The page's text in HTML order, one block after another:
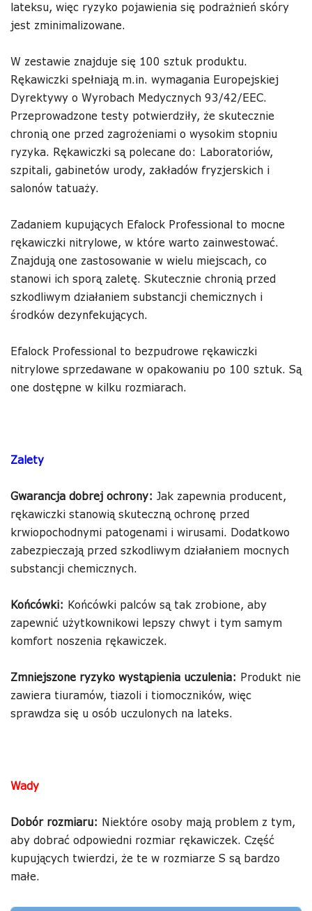
lateksu, więc ryzyko pojawienia się podrażnień skóry
jest zminimalizowane.
W zestawie znajduje się 100 sztuk produktu.
Rękawiczki spełniają m.in. wymagania Europejskiej
Dyrektywy o Wyrobach Medycznych 93/42/EEC.
Przeprowadzone testy potwierdziły, że skutecznie
chronią one przed zagrożeniami o wysokim stopniu
ryzyka. Rękawiczki są polecane do: Laboratoriów,
szpitali, gabinetów urody, zakładów fryzjerskich i
salonów tatuaży.
Zadaniem kupujących Efalock Professional to mocne
rękawiczki nitrylowe, w które warto zainwestować.
Znajdują one zastosowanie w wielu miejscach, co
stanowi ich sporą zaletę. Skutecznie chronią przed
szkodliwym działaniem substancji chemicznych i
środków dezynfekujących.
Efalock Professional to bezpudrowe rękawiczki
nitrylowe sprzedawane w opakowaniu po 100 sztuk. Są
one dostępne w kilku rozmiarach.
Zalety
Gwarancja dobrej ochrony: Jak zapewnia producent,
rękawiczki stanowią skuteczną ochronę przed
krwiopochodnymi patogenami i wirusami. Dodatkowo
zabezpieczają przed szkodliwym działaniem mocnych
substancji chemicznych.
Końcówki: Końcówki palców są tak zrobione, aby
zapewnić użytkownikowi lepszy chwyt i tym samym
komfort noszenia rękawiczek.
Zmniejszone ryzyko wystąpienia uczulenia: Produkt nie
zawiera tiuramów, tiazoli i tiomoczników, więc
sprawdza się u osób uczulonych na lateks.
Wady
Dobór rozmiaru: Niektóre osoby mają problem z tym,
aby dobrać odpowiedni rozmiar rękawiczek. Część
kupujących twierdzi, że te w rozmiarze S są bardzo
małe.